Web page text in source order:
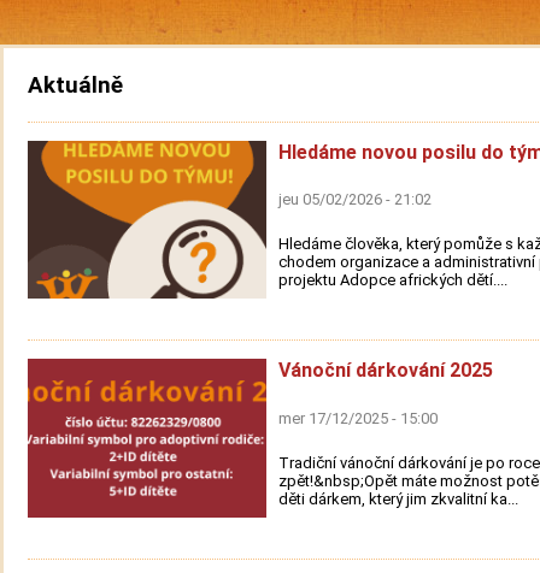
Aktuálně
Hledáme novou posilu do
jeu 05/02/2026 - 21:02
Hledáme člověka, který pomůže s
chodem organizace a
projektu Adopce afrických dětí....
Vánoční dárkování 2025
mer 17/12/2025 - 15:00
Tradiční vánoční dárkování je po roce
zpět!&nbsp;Opět máte možnost
děti dárkem, který jim zkvalitní ka...